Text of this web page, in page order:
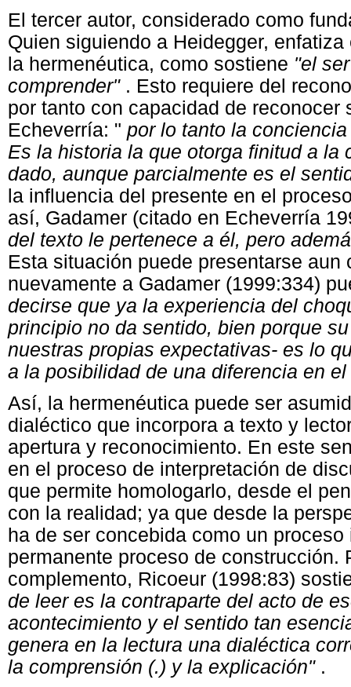
El tercer autor, considerado como
Quien siguiendo a Heidegger,
la hermenéutica, como sostiene "el
comprender" . Esto requiere del
por tanto con capacidad de
Echeverría: " por lo tanto la
Es la historia la que otorga finitud a la
dado, aunque parcialmente es el
la influencia del presente en el
así, Gadamer (citado en Echeverría
del texto le pertenece a él, pero
Esta situación puede presentarse
nuevamente a Gadamer (1999:334)
decirse que ya la experiencia del
principio no da sentido, bien porque
nuestras propias expectativas- es lo
a la posibilidad de una diferencia en
Así, la hermenéutica puede ser
dialéctico que incorpora a texto y
apertura y reconocimiento. En este
en el proceso de interpretación de
que permite homologarlo, desde el
con la realidad; ya que desde la
ha de ser concebida como un
permanente proceso de construcción.
complemento, Ricoeur (1998:83)
de leer es la contraparte del acto de
acontecimiento y el sentido tan
genera en la lectura una dialéctica
la comprensión (.) y la explicación" .